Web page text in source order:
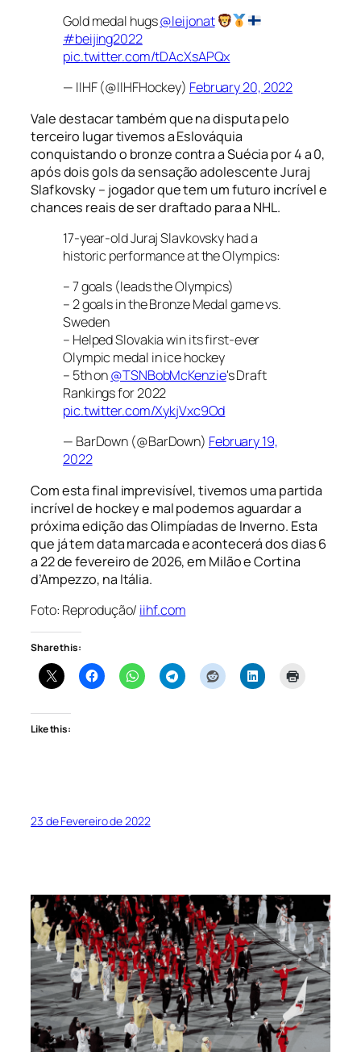
Gold medal hugs@leijonat
#beijing2022
pic.twitter.com/tDAcXsAPQx
— IIHF (@IIHFHockey) February 20, 2022
Vale destacar também que na disputa pelo
terceiro lugar tivemos a Eslováquia
conquistando o bronze contra a Suécia por 4 a 0,
após dois gols da sensação adolescente Juraj
Slafkovsky – jogador que tem um futuro incrível e
chances reais de ser draftado para a NHL.
17-year-old Juraj Slavkovsky had a
historic performance at the Olympics:
– 7 goals (leads the Olympics)
– 2 goals in the Bronze Medal game vs.
Sweden
– Helped Slovakia win its first-ever
Olympic medal in ice hockey
– 5th on@TSNBobMcKenzie's Draft
Rankings for 2022
pic.twitter.com/XykjVxc9Od
— BarDown (@BarDown) February 19,
2022
Com esta final imprevisível, tivemos uma partida
incrível de hockey e mal podemos aguardar a
próxima edição das Olimpíadas de Inverno. Esta
que já tem data marcada e acontecerá dos dias 6
a 22 de fevereiro de 2026, em Milão e Cortina
d’Ampezzo, na Itália.
Foto: Reprodução/ iihf.com
Share this:
Like this:
23 de Fevereiro de 2022